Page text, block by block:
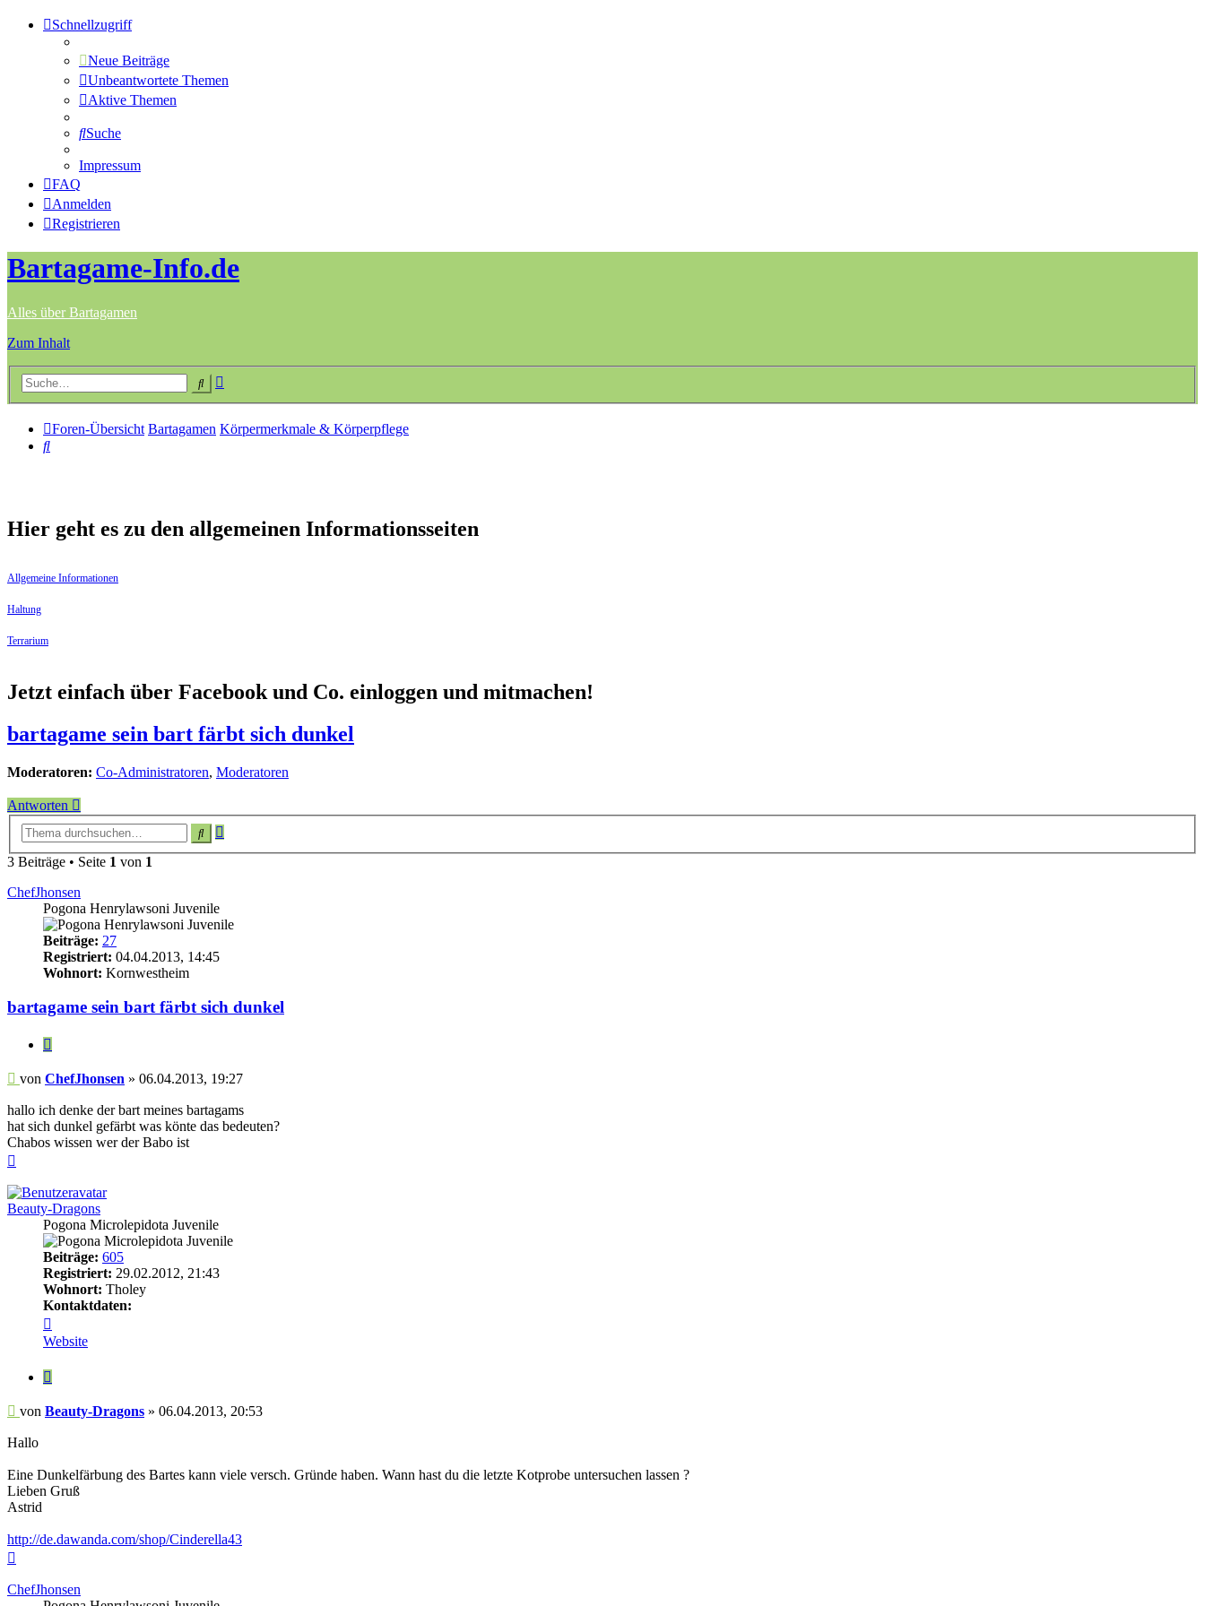
Schnellzugriff
Neue Beiträge
Unbeantwortete Themen
Aktive Themen
Suche
Impressum
FAQ
Anmelden
Registrieren
Bartagame-Info.de
Alles über Bartagamen
Zum Inhalt
Suche
Foren-Übersicht Bartagamen Körpermerkmale & Körperpflege
Suche
Hier geht es zu den allgemeinen Informationsseiten
Allgemeine Informationen
Haltung
Terrarium
Jetzt einfach über Facebook und Co. einloggen und mitmachen!
bartagame sein bart färbt sich dunkel
Moderatoren: Co-Administratoren, Moderatoren
Antworten
SucheErweiterte
Suche
3 Beiträge • Seite 1 von 1
ChefJhonsen
Pogona Henrylawsoni Juvenile
Beiträge: 27
Registriert: 04.04.2013, 14:45
Wohnort: Kornwestheim
bartagame sein bart färbt sich dunkel
Zitieren
Beitrag
von ChefJhonsen » 06.04.2013, 19:27
hallo ich denke der bart meines bartagams
hat sich dunkel gefärbt was könte das bedeuten?
Chabos wissen wer der Babo ist
Beauty-Dragons
Pogona Microlepidota Juvenile
Beiträge: 605
Registriert: 29.02.2012, 21:43
Wohnort: Tholey
Kontaktdaten:
von
Beauty-
Dragons
Website
Zitieren
Beitrag
von Beauty-Dragons » 06.04.2013, 20:53
Hallo
Eine Dunkelfärbung des Bartes kann viele versch. Gründe haben. Wann hast du die letzte Kotprobe untersuchen lassen ?
Lieben Gruß
Astrid
http://de.dawanda.com/shop/Cinderella43
ChefJhonsen